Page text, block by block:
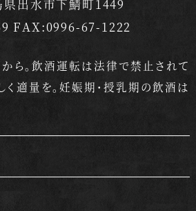
出水市下鯖町1449
FAX:0996-67-1222
ら。飲酒運転は法律で禁止されて
く適量を。妊娠期・授乳期の飲酒は